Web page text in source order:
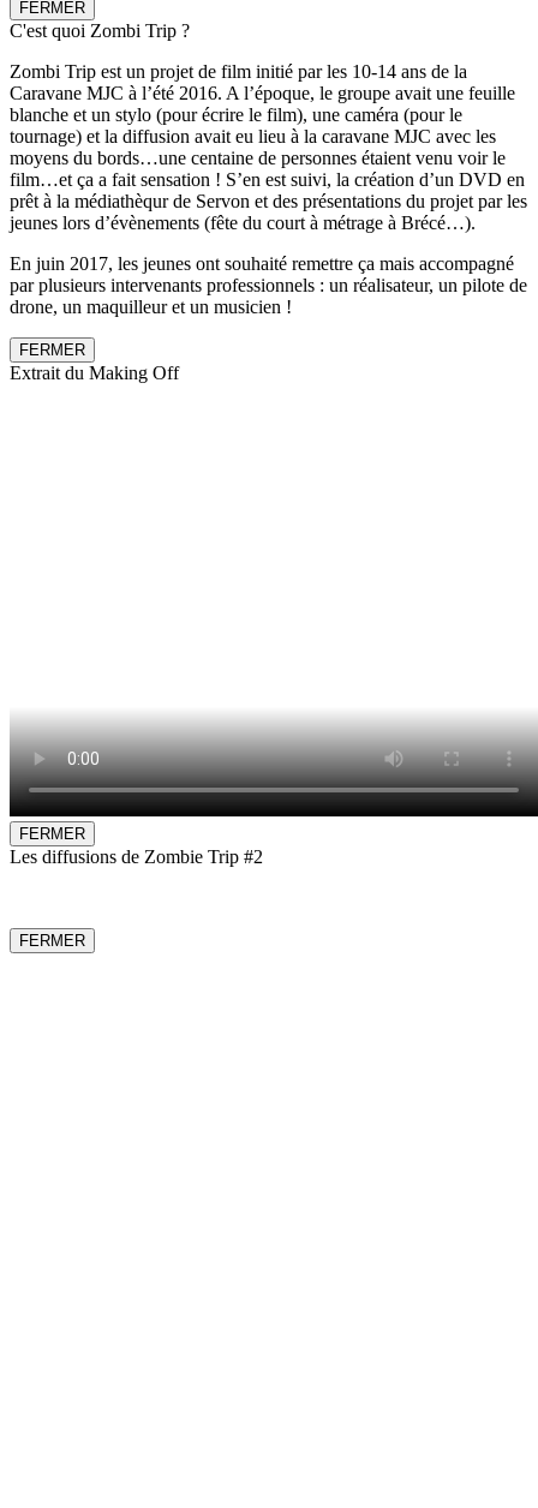
FERMER
C'est quoi Zombi Trip ?
Zombi Trip est un projet de film initié par les 10-14 ans de la
Caravane MJC à l’été 2016. A l’époque, le groupe avait une feuille
blanche et un stylo (pour écrire le film), une caméra (pour le
tournage) et la diffusion avait eu lieu à la caravane MJC avec les
moyens du bords…une centaine de personnes étaient venu voir le
film…et ça a fait sensation ! S’en est suivi, la création d’un DVD en
prêt à la médiathèqur de Servon et des présentations du projet par les
jeunes lors d’évènements (fête du court à métrage à Brécé…).
En juin 2017, les jeunes ont souhaité remettre ça mais accompagné
par plusieurs intervenants professionnels : un réalisateur, un pilote de
drone, un maquilleur et un musicien !
FERMER
Extrait du Making Off
FERMER
Les diffusions de Zombie Trip #2
FERMER